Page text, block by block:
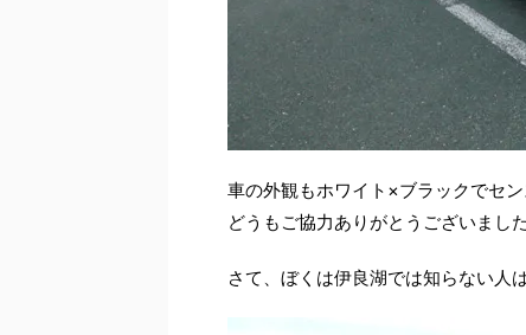
車の外観もホワイト×ブラックでセ
どうもご協力ありがとうございました
さて、ぼくは伊良湖では知らない人